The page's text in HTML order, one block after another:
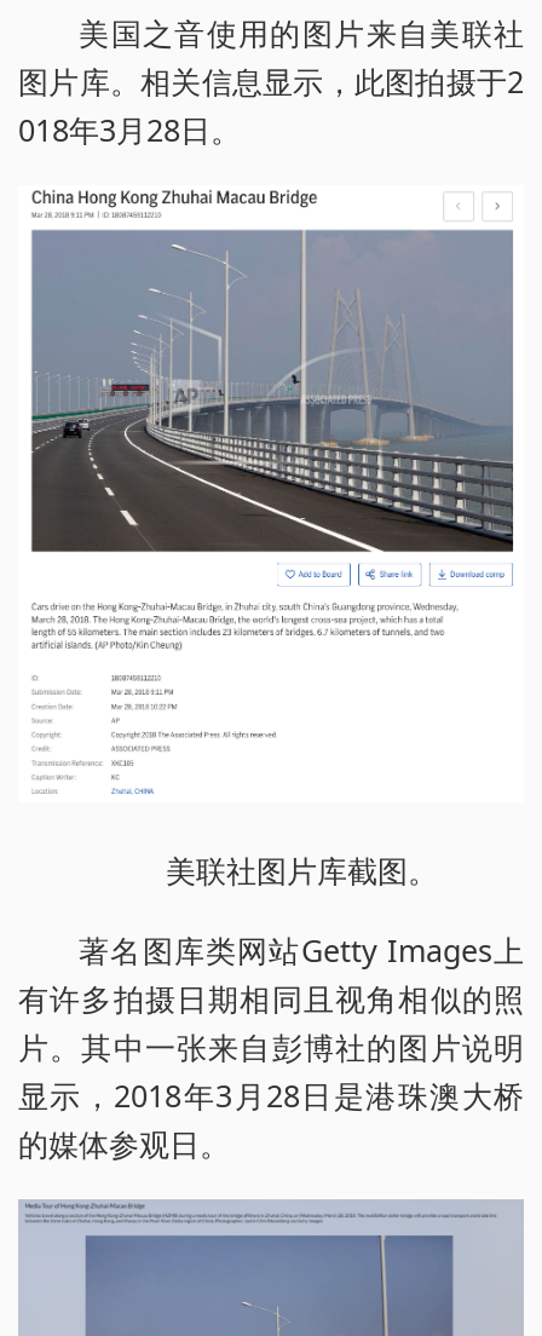
美国之音使用的图片来自美联社
图片库。相关信息显示，此图拍摄于2
018年3月28日。
美联社图片库截图。
著名图库类网站Getty Images上
有许多拍摄日期相同且视角相似的照
片。其中一张来自彭博社的图片说明
显示，2018年3月28日是港珠澳大桥
的媒体参观日。